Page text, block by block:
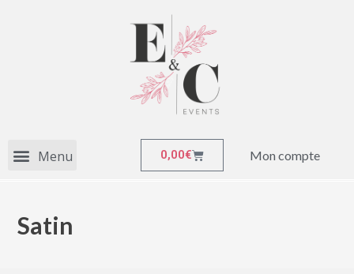
0,00€ Mon compte
Satin